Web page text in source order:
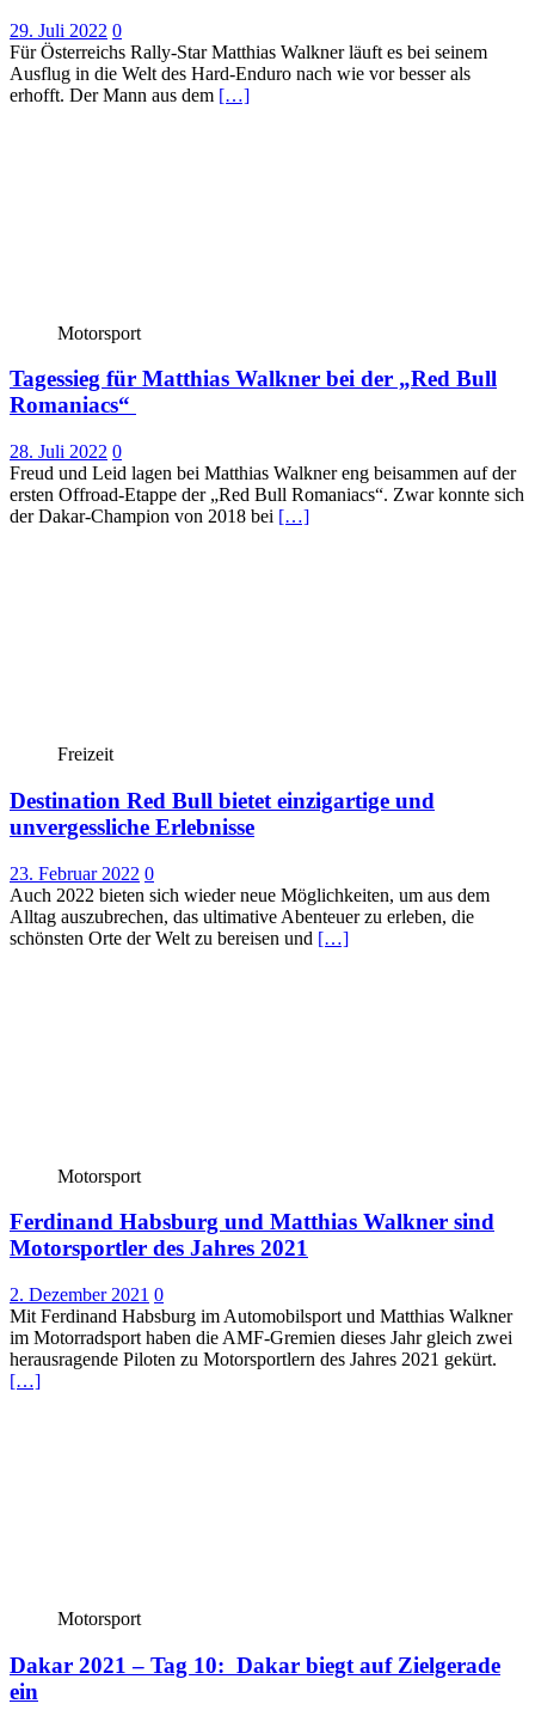
29. Juli 2022 0
Für Österreichs Rally-Star Matthias Walkner läuft es bei seinem
Ausflug in die Welt des Hard-Enduro nach wie vor besser als
erhofft. Der Mann aus dem […]
Motorsport
Tagessieg für Matthias Walkner bei der „Red Bull
Romaniacs“
28. Juli 2022 0
Freud und Leid lagen bei Matthias Walkner eng beisammen auf der
ersten Offroad-Etappe der „Red Bull Romaniacs“. Zwar konnte sich
der Dakar-Champion von 2018 bei […]
Freizeit
Destination Red Bull bietet einzigartige und
unvergessliche Erlebnisse
23. Februar 2022 0
Auch 2022 bieten sich wieder neue Möglichkeiten, um aus dem
Alltag auszubrechen, das ultimative Abenteuer zu erleben, die
schönsten Orte der Welt zu bereisen und […]
Motorsport
Ferdinand Habsburg und Matthias Walkner sind
Motorsportler des Jahres 2021
2. Dezember 2021 0
Mit Ferdinand Habsburg im Automobilsport und Matthias Walkner
im Motorradsport haben die AMF-Gremien dieses Jahr gleich zwei
herausragende Piloten zu Motorsportlern des Jahres 2021 gekürt.
[…]
Motorsport
Dakar 2021 – Tag 10: Dakar biegt auf Zielgerade
ein